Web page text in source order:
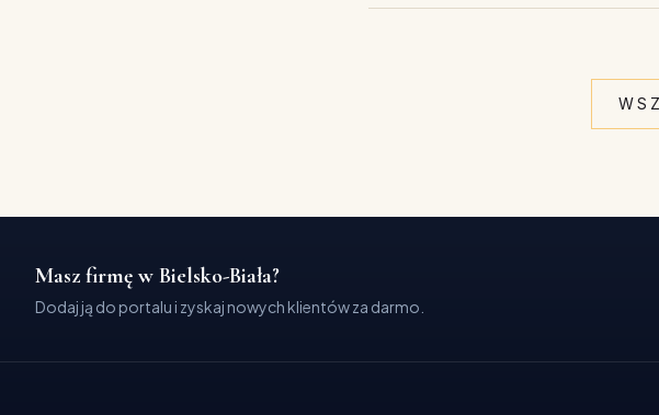
Masz firmę w Bielsko-Biała?
Dodaj ją do portalu i zyskaj nowych klientów za darmo.